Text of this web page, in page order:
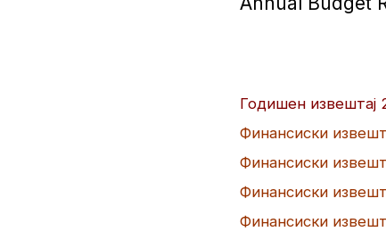
Годишен извештај
Финансиски
Финансиски
Финансиски
Финансиски